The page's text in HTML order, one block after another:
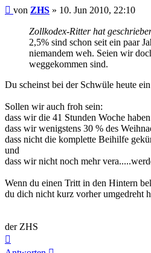
Beitrag
von ZHS » 10. Jun 2010, 22:10
Zollkodex-Ritter hat
2,5% sind schon seit ein paar
niemandem weh. Seien wir
weggekommen sind.
Du scheinst bei der Schwüle heute
Sollen wir auch froh sein:
dass wir die 41 Stunden Woche
dass wir wenigstens 30 % des
dass nicht die komplette Beihilfe
und
dass wir nicht noch mehr
Wenn du einen Tritt in den Hintern
du dich nicht kurz vorher umgedreht
der ZHS
oben